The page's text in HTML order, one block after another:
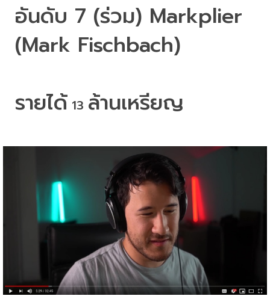
อันดับ 7 (ร่วม) Markplier
(Mark Fischbach)
รายได้ 13 ล้านเหรียญ